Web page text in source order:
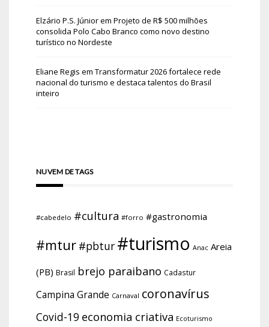
Elzário P.S. Júniorem Projeto de R$ 500 milhões
consolida Polo Cabo Branco como novo destino
turístico no Nordeste
Eliane Regis em Transformatur 2026 fortalece rede
nacional do turismo e destaca talentos do Brasil
inteiro
NUVEM DE TAGS
#cabedelo #cultura #forro #gastronomia
#mtur #pbtur #turismo Anac Areia
(PB) Brasil brejo paraibano Cadastur
Campina Grande Carnaval coronavírus
Covid-19 economia criativa Ecoturismo